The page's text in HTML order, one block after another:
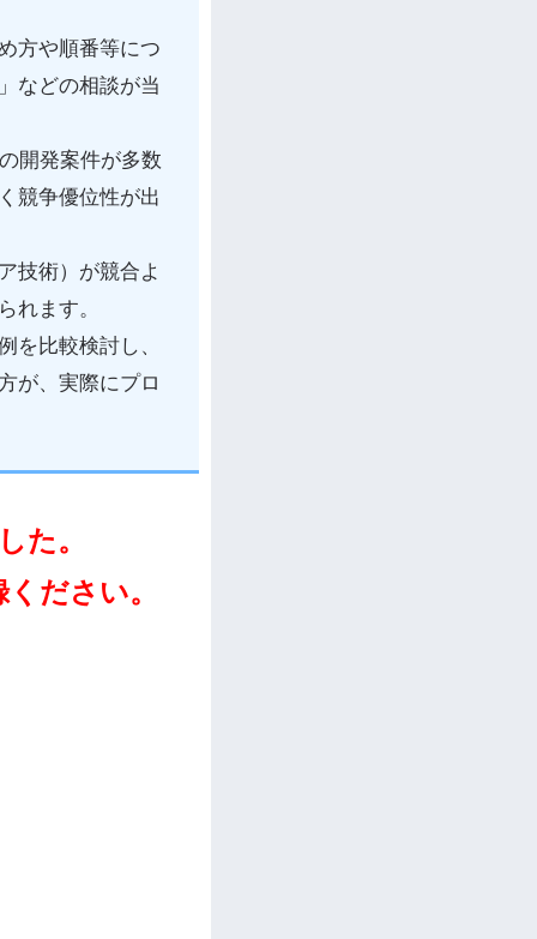
方や順番等につ
などの相談が当
開発案件が多数
競争優位性が出
技術）が競合よ
れます。
を比較検討し、
が、実際にプロ
た。
ださい。